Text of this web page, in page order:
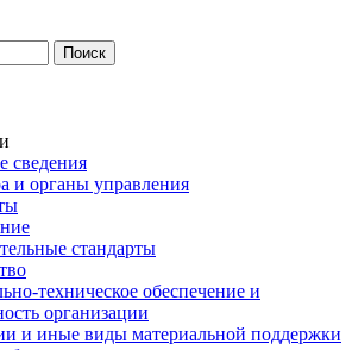
сведения
и органы управления
стандарты
техническое обеспечение и
организации
и иные виды материальной поддержки